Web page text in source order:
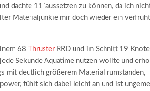
dachte 11`aussetzen zu können, da ich
Materialjunkie mir doch wieder ein
68 ThrusterRRD und im Schnitt 19
Sekunde Aquatime nutzen wollte und
mit deutlich größerem Material rumstanden,
fühlt sich dabei leicht an und ist